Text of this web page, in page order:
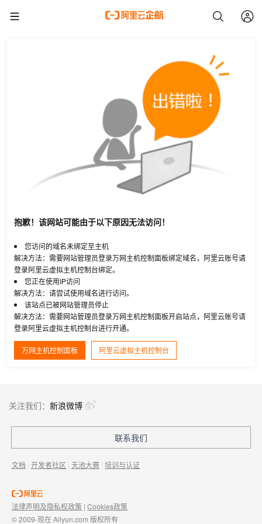
抱歉！该网站可能由于以下原因无法访问！
您访问的域名未绑定至主机
解决方法：需要网站管理员登录万网主机控制面板绑定域名，阿里云账号请
登录阿里云虚拟主机控制台绑定。
您正在使用IP访问
解决方法：请尝试使用域名进行访问。
该站点已被网站管理员停止
解决方法：需要网站管理员登录万网主机控制面板开启站点，阿里云账号请
登录阿里云虚拟主机控制台进行开通。
万网主机控制面板 阿里云虚拟主机控制台